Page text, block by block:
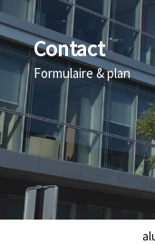
Contact
Formulaire & plan